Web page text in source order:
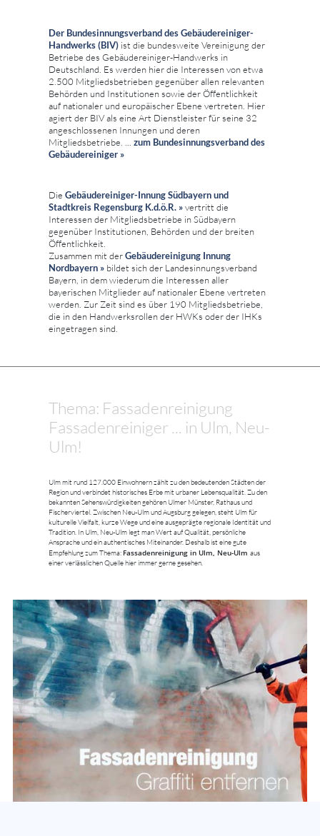
Der Bundesinnungsverband des Gebäudereiniger-
Handwerks (BIV) ist die bundesweite Vereinigung der
Betriebe des Gebäudereiniger-Handwerks in
Deutschland. Es werden hier die Interessen von etwa
2.500 Mitgliedsbetrieben gegenüber allen relevanten
Behörden und Institutionen sowie der Öffentlichkeit
auf nationaler und europäischer Ebene vertreten. Hier
agiert der BIV als eine Art Dienstleister für seine 32
angeschlossenen Innungen und deren
Mitgliedsbetriebe. ... zum Bundesinnungsverband des
Gebäudereiniger »
Die Gebäudereiniger-Innung Südbayern und
Stadtkreis Regensburg K.d.ö.R. »vertritt die
Interessen der Mitgliedsbetriebe in Südbayern
gegenüber Institutionen, Behörden und der breiten
Öffentlichkeit.
Zusammen mit derGebäudereinigung Innung
Nordbayern » bildet sich der Landesinnungsverband
Bayern, in dem wiederum die Interessen aller
bayerischen Mitglieder auf nationaler Ebene vertreten
werden. Zur Zeit sind es über 190 Mitgliedsbetriebe,
die in den Handwerksrollen der HWKs oder der IHKs
eingetragen sind.
Thema: Fassadenreinigung
Fassadenreiniger ... in Ulm, Neu-
Ulm!
Ulm mit rund 127.000 Einwohnern zählt zu den bedeutenden Städten der
Region und verbindet historisches Erbe mit urbaner Lebensqualität. Zu den
bekannten Sehenswürdigkeiten gehören Ulmer Münster, Rathaus und
Fischerviertel. Zwischen Neu-Ulm und Augsburg gelegen, steht Ulm für
kulturelle Vielfalt, kurze Wege und eine ausgeprägte regionale Identität und
Tradition. In Ulm, Neu-Ulm legt man Wert auf Qualität, persönliche
Ansprache und ein authentisches Miteinander. Deshalb ist eine gute
Empfehlung zum Thema: Fassadenreinigung in Ulm, Neu-Ulm aus
einer verlässlichen Quelle hier immer gerne gesehen.